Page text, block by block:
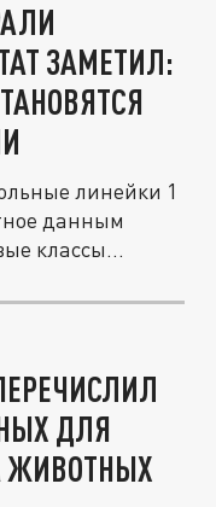
ЗАМЕТИЛ:
линейки 1
данным
классы...
ДЛЯ
ЖИВОТНЫХ